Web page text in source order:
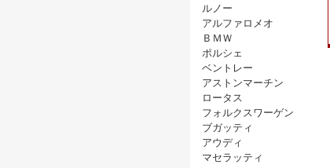
ルノー
アルファロメオ
ＢＭＷ
ポルシェ
ベントレー
アストンマーチン
ロータス
フォルクスワーゲン
ブガッティ
アウディ
マセラッティ